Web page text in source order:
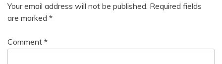
Your email address will not be published. Required fields
are marked *
Comment *